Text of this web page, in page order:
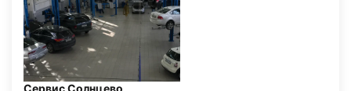
Сервис Солнцево